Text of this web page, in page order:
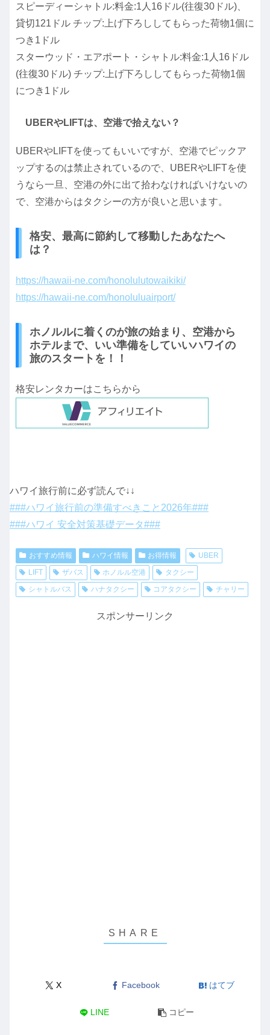
スピーディーシャトル:料金:1人16ドル(往復30ドル)、
貸切121ドル チップ:上げ下ろししてもらった荷物1個に
つき1ドル
スターウッド・エアポート・シャトル:料金:1人16ドル
(往復30ドル) チップ:上げ下ろししてもらった荷物1個
につき1ドル
UBERやLIFTは、空港で拾えない？
UBERやLIFTを使ってもいいですが、空港でピックア
ップするのは禁止されているので、UBERやLIFTを使
うなら一旦、空港の外に出て拾わなければいけないの
で、空港からはタクシーの方が良いと思います。
格安、最高に節約して移動したあなたへ
は？
https://hawaii-ne.com/honolulutowaikiki/
https://hawaii-ne.com/honoluluairport/
ホノルルに着くのが旅の始まり、空港から
ホテルまで、いい準備をしていいハワイの
旅のスタートを！！
格安レンタカーはこちらから
ハワイ旅行前に必ず読んで↓↓
###ハワイ旅行前の準備すべきこと2026年###
###ハワイ 安全対策基礎データ###
おすすめ情報 ハワイ情報 お得情報
UBER
LIFT
ザバス ホノルル空港
タクシー
シャトルバス
ハナタクシー コアタクシー チャリー
スポンサーリンク
X Facebook はてブ
LINE コピー